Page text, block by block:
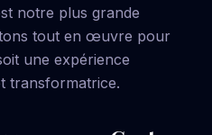
notre plus grande
tout en œuvre pour
une expérience
transformatrice.